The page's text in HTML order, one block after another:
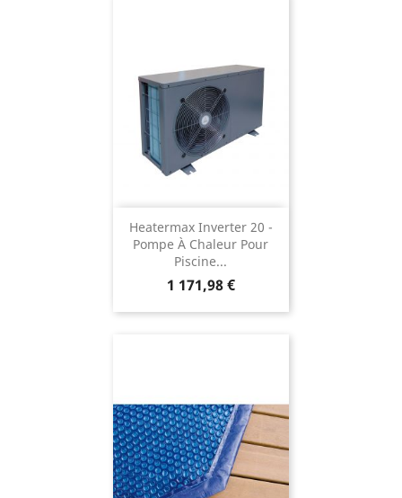
Heatermax Inverter 20 -
Pompe À Chaleur Pour
Piscine...
Prix
1 171,98 €